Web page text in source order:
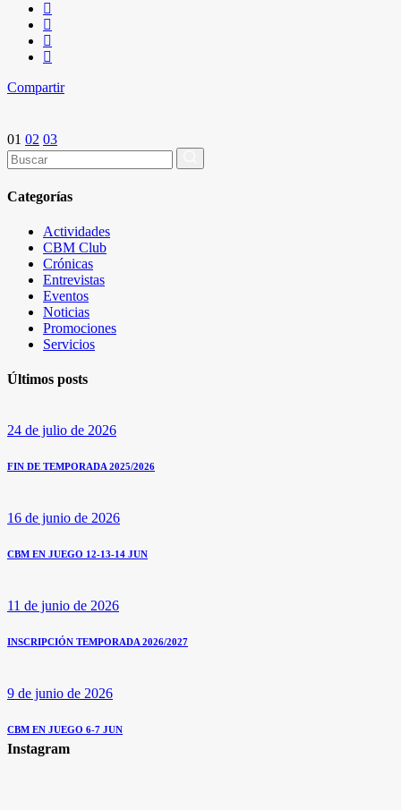
Compartir
Paginación
de
entradas
01 02 03
Buscar
por:
Categorías
Actividades
CBM Club
Crónicas
Entrevistas
Eventos
Noticias
Promociones
Servicios
Últimos posts
24 de julio de 2026
FIN DE TEMPORADA 2025/2026
16 de junio de 2026
CBM EN JUEGO 12-13-14 JUN
11 de junio de 2026
INSCRIPCIÓN TEMPORADA 2026/2027
9 de junio de 2026
CBM EN JUEGO 6-7 JUN
Instagram